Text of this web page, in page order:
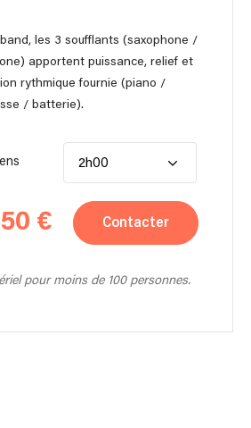
les 3 soufflants (saxophone /
apportent puissance, relief et
rythmique fournie (piano /
/ batterie).
2h00
€ Contacter
pour moins de 100 personnes.